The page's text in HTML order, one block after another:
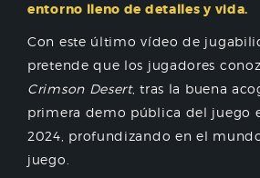
entorno lleno de detalles y vida.
Con este último vídeo de
pretende que los jugadores
Crimson Desert, tras la buena
primera demo pública del juego
2024, profundizando en el
juego.